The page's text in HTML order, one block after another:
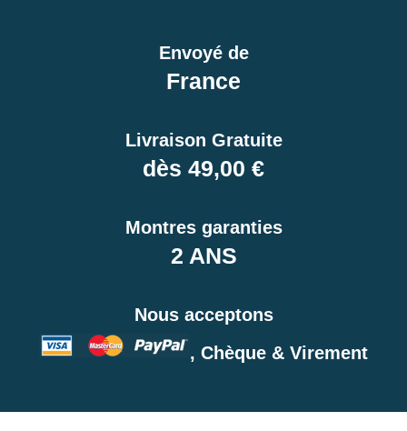
Envoyé de
France
Livraison Gratuite
dès 49,00 €
Montres garanties
2 ANS
Nous acceptons
, Chèque & Virement